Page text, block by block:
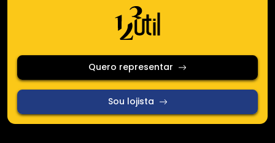
Quero representar
Sou lojista